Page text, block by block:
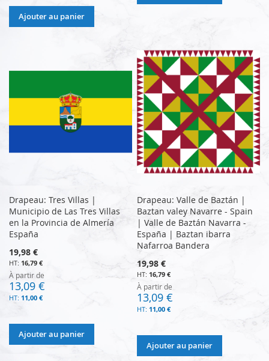
Ajouter au panier
Drapeau: Tres Villas |
Municipio de Las Tres Villas
en la Provincia de Almería
España
19,98 €
16,79 €
À partir de
13,09 €
11,00 €
Ajouter au panier
Drapeau: Valle de Baztán |
Baztan valey Navarre - Spain
| Valle de Baztán Navarra -
España | Baztan ibarra
Nafarroa Bandera
19,98 €
16,79 €
À partir de
13,09 €
11,00 €
Ajouter au panier